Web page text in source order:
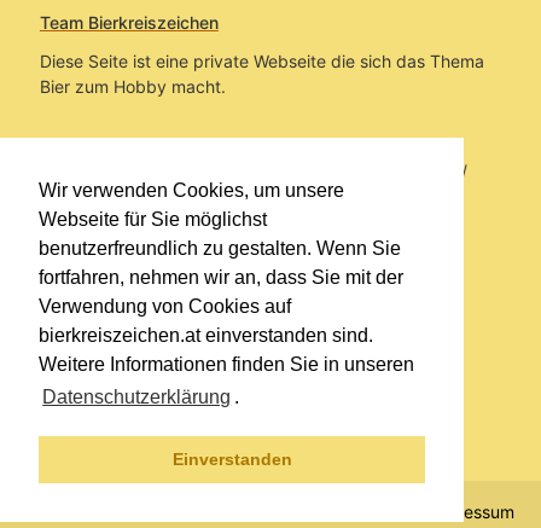
Wir verwenden Cookies, um unsere
Webseite für Sie möglichst
benutzerfreundlich zu gestalten. Wenn Sie
fortfahren, nehmen wir an, dass Sie mit der
Verwendung von Cookies auf
bierkreiszeichen.at einverstanden sind.
Weitere Informationen finden Sie in unseren
Datenschutzerklärung .
Einverstanden
Team Bierkreiszeichen
Diese Seite ist eine private Webseite die sich das Thema
Bier zum Hobby macht.
Sie befinden sich auf https://www.bierkreiszeichen.at/
im Pfad:Übers Bier/Bierlokale
Erstellt: 2012-04-23
Links
Impressum
Datenschutzerklärung
Impressum